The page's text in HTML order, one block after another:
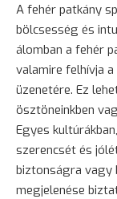
A fehér patkány
bölcsesség és
álomban a fehér
valamire felhívja
üzenetére. Ez
ösztöneinkben
Egyes
szerencsét és
biztonságra vagy
megjelenése